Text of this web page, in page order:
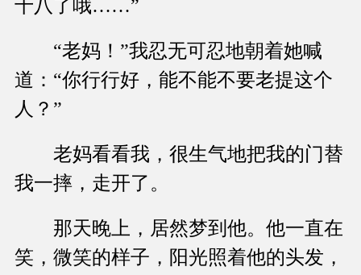
十八了哦……”
“老妈！”我忍无可忍地朝着她喊
道：“你行行好，能不能不要老提这个
人？”
老妈看看我，很生气地把我的门替
我一摔，走开了。
那天晚上，居然梦到他。他一直在
笑，微笑的样子，阳光照着他的头发，